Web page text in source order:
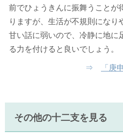
前でひょうきんに振舞うことが
りますが、生活が不規則になり
甘い話に弱いので、冷静に地に
る力を付けると良いでしょう。
⇒
「庚
その他の十二支を見る